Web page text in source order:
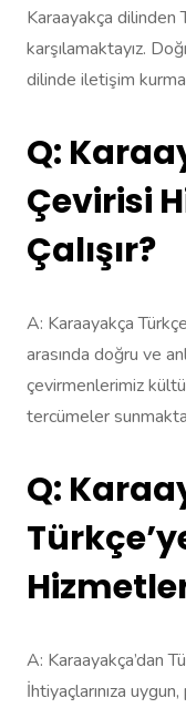
Karaayakça dilinden
karşılamaktayız.
dilinde iletişim
Q:
Çevirisi
Çalışır?
A: Karaayakça
arasında doğru ve
çevirmenlerimiz
tercümeler
Q:
A: Karaayakça’dan
İhtiyaçlarınıza